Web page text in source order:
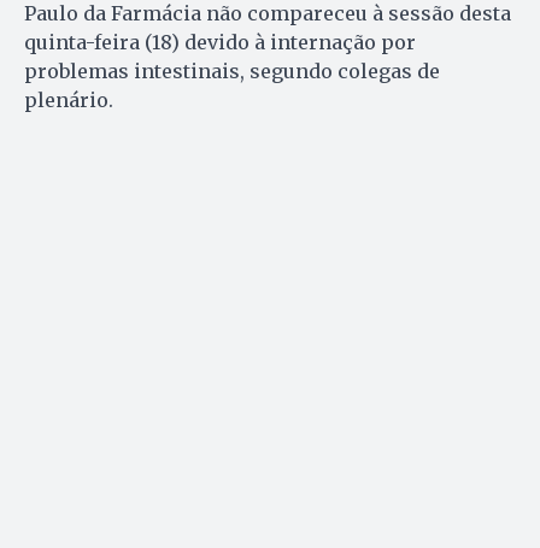
Paulo da Farmácia não compareceu à sessão desta
quinta-feira (18) devido à internação por
problemas intestinais, segundo colegas de
plenário.